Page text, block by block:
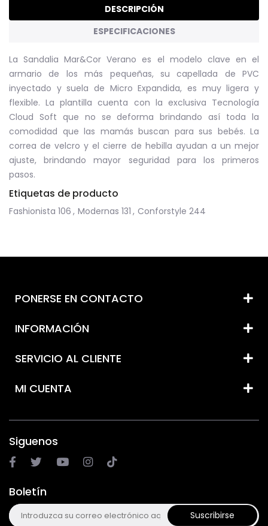
DESCRIPCIÓN
ESPECIFICACIONES
La Sandalia Mar&Cor Verano es el modelo clave en el
armario de los más pequeñas, su capellada de PVC
inyectado y suela de Micro Expandida, es muy ligera y
flexible. La plantilla cuenta con la exclusiva Tecnología
Cloud Soft que no se deforma brindando así toda la
comodidad que las mamás buscan para sus bebés. La
correa de velcro y el cierre de hebilla ayudan a un mejor
ajuste, brindando mayor seguridad para los primeros
pasos.
Etiquetas de producto
Fashionista 106 , Modernas 131 , Conforstyle 244
PONERSE EN CONTACTO
INFORMACIÓN
SERVICIO AL CLIENTE
MI CUENTA
Siguenos
Boletín
Suscribirse